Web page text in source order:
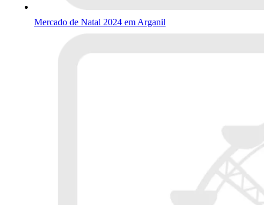
Mercado de Natal 2024 em Arganil